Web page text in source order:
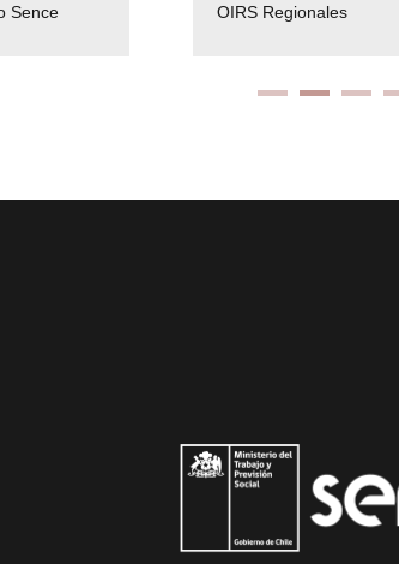
Sence
Audiencias y
OIRS Regionales